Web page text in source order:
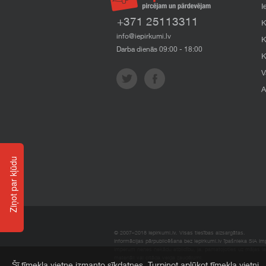
+371 25113311
info@iepirkumi.lv
Darba dienās 09:00 - 18:00
© 2007–2018 Iepirkumi.lv. Visas tiesības aizsargātas.
Informācijas pārpublicēšana bez iepirkumi.lv īpašnieka SIA
Ziņot par kļūdu